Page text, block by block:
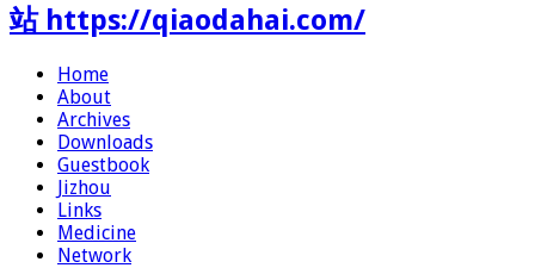
站 https://qiaodahai.com/
Home
About
Archives
Downloads
Guestbook
Jizhou
Links
Medicine
Network